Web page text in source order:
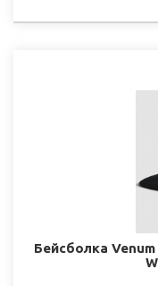
Бейсболка